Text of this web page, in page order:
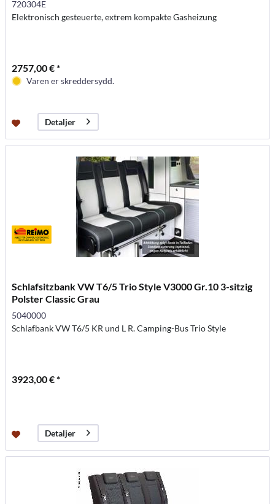
720304E
Elektronisch gesteuerte, extrem kompakte Gasheizung
2757,00 € *
Varen er skreddersydd.
Detaljer
Schlafsitzbank VW T6/5 Trio Style V3000 Gr.10 3-sitzig
Polster Classic Grau
5040000
Schlafbank VW T6/5 KR und L R. Camping-Bus Trio Style
3923,00 € *
Detaljer